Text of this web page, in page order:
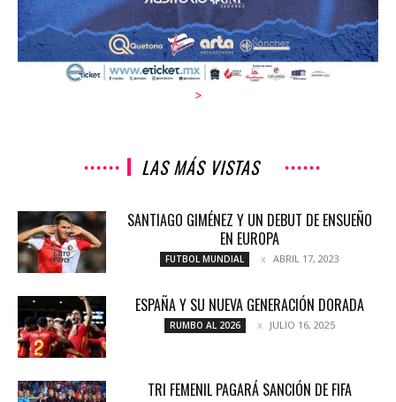
>
LAS MÁS VISTAS
SANTIAGO GIMÉNEZ Y UN DEBUT DE ENSUEÑO
EN EUROPA
FUTBOL MUNDIAL ABRIL 17, 2023
ESPAÑA Y SU NUEVA GENERACIÓN DORADA
RUMBO AL 2026 JULIO 16, 2025
TRI FEMENIL PAGARÁ SANCIÓN DE FIFA